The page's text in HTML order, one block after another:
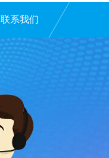
联系我们